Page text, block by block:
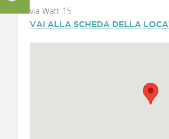
via Watt 15
VAI ALLA SCHEDA DELLA